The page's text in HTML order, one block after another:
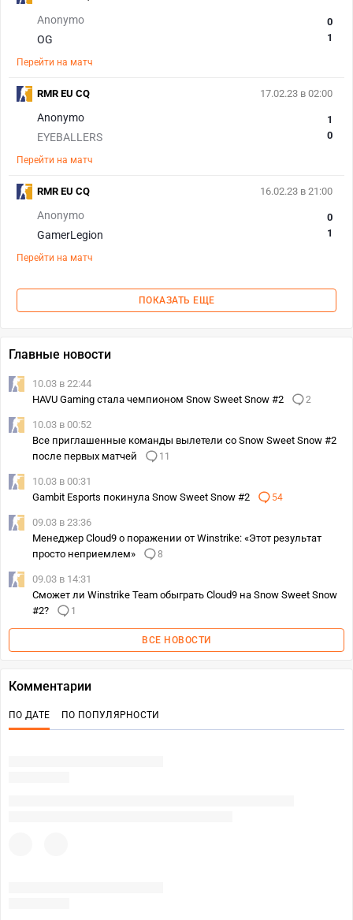
Anonymo
OG
0
1
Перейти на матч
17.02.23 в 02:00
Anonymo
EYEBALLERS
1
0
Перейти на матч
RMR EU CQ
16.02.23 в 21:00
Anonymo
GamerLegion
0
1
Перейти на матч
RMR EU CQ
ПОКАЗАТЬ ЕЩЕ
Главные новости
10.03 в 22:44
HAVU Gaming стала чемпионом Snow Sweet Snow #2
2
10.03 в 00:52
Все приглашенные команды вылетели со Snow Sweet Snow #2
после первых матчей
11
10.03 в 00:31
Gambit Esports покинула Snow Sweet Snow #2
54
09.03 в 23:36
Менеджер Cloud9 о поражении от Winstrike: «Этот результат
просто неприемлем»
8
09.03 в 14:31
Сможет ли Winstrike Team обыграть Cloud9 на Snow Sweet Snow
#2?
1
ВСЕ НОВОСТИ
Комментарии
ПО ДАТЕ ПО ПОПУЛЯРНОСТИ